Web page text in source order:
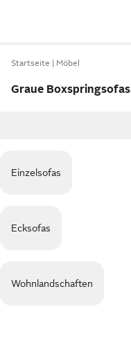
Startseite Möbel
Graue Boxspringsofas
Einzelsofas
Ecksofas
Wohnlandschaften